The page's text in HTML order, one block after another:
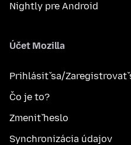
Nightly pre Android
Účet Mozilla
Prihlásiť sa/Zaregistrovať
Čo je to?
Zmeniť heslo
Synchronizácia údajov